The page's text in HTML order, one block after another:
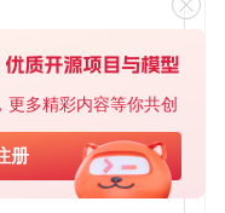
多精彩内容等你共创
册
超过3次，避免触发系
基于Python的Xiaozhi AI，适用于想要完整Xiaozhi体验而无需拥有专用硬件的用户。